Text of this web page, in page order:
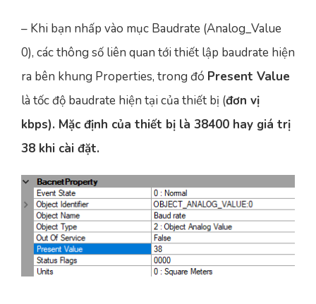
– Khi bạn nhấp vào mục Baudrate (Analog_Value
0), các thông số liên quan tới thiết lập baudrate hiện
ra bên khung Properties, trong đó Present Value
là tốc độ baudrate hiện tại của thiết bị (đơn vị
kbps). Mặc định của thiết bị là 38400 hay giá trị
38 khi cài đặt.